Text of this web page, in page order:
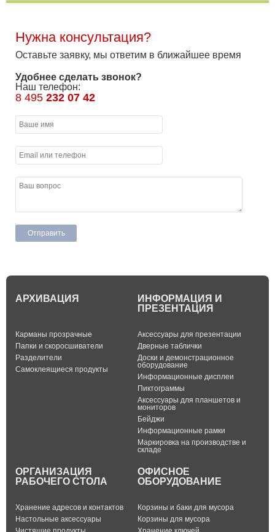
Нужна консультация?
Оставьте заявку, мы ответим в ближайшее время
Удобнее сделать звонок?
Наш телефон:
8 495 232 07 42
АРХИВАЦИЯ
Карманы прозрачные
Папки и скоросшиватели
Разделители
Самоклеящиеся продукты
ИНФОРМАЦИЯ И
ПРЕЗЕНТАЦИЯ
Аксессуары для презентации
Дверные таблички
Доски и демонстрационное
оборудование
Информационные дисплеи
Пиктограммы
Аксессуары для планшетов и
мониторов
Бейджи
Информационные рамки
Маркировка на производстве и
складе
ОРГАНИЗАЦИЯ
РАБОЧЕГО СТОЛА
Хранение адресов и контактов
Настольные аксессуары
ОФИСНОЕ
ОБОРУДОВАНИЕ
Корзины и баки для мусора
Корзины для мусора